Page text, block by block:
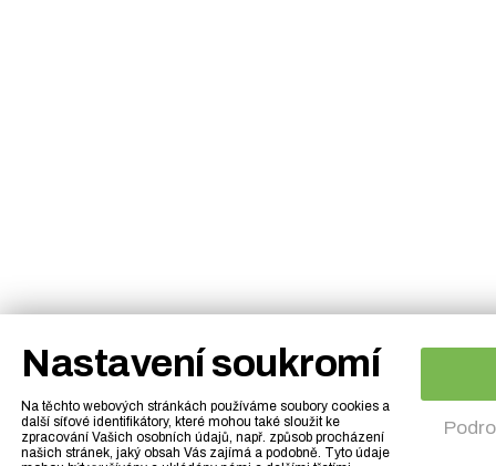
Nastavení soukromí
Na těchto webových stránkách používáme soubory cookies a
další síťové identifikátory, které mohou také sloužit ke
zpracování Vašich osobních údajů, např. způsob procházení
našich stránek, jaký obsah Vás zajímá a podobně. Tyto údaje